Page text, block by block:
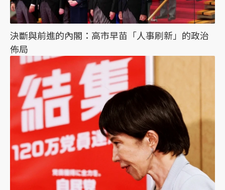
決斷與前進的內閣：高市早苗「人事刷新」的政治
佈局